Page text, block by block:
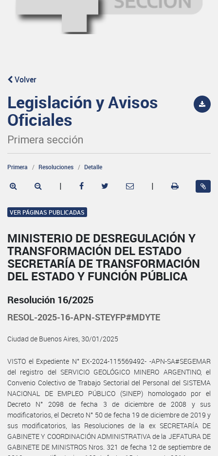
Volver
Legislación y Avisos
Oficiales
Primera sección
Primera Resoluciones Detalle
| |
VER PÁGINAS PUBLICADAS
MINISTERIO DE DESREGULACIÓN Y
TRANSFORMACIÓN DEL ESTADO
SECRETARÍA DE TRANSFORMACIÓN
DEL ESTADO Y FUNCIÓN PÚBLICA
Resolución 16/2025
RESOL-2025-16-APN-STEYFP#MDYTE
Ciudad de Buenos Aires, 30/01/2025
VISTO el Expediente N° EX-2024-115569492- -APN-SA#SEGEMAR
del registro del SERVICIO GEOLÓGICO MINERO ARGENTINO, el
Convenio Colectivo de Trabajo Sectorial del Personal del SISTEMA
NACIONAL DE EMPLEO PÚBLICO (SINEP) homologado por el
Decreto N° 2098 de fecha 3 de diciembre de 2008 y sus
modificatorios, el Decreto N° 50 de fecha 19 de diciembre de 2019 y
sus modificatorios, las Resoluciones de la ex SECRETARÍA DE
GABINETE Y COORDINACIÓN ADMINISTRATIVA de la JEFATURA DE
GABINETE DE MINISTROS Nros. 321 de fecha 12 de septiembre de